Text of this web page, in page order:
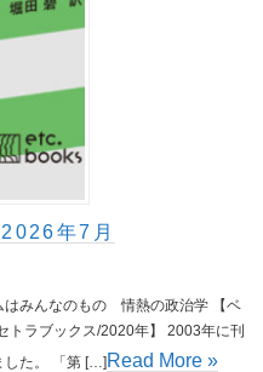
年7月
はみんなのもの 情熱の政治学 【ベ
トラブックス/2020年】 2003年に刊
した。 「第 […]Read More »